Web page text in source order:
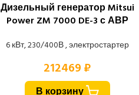
Дизельный генератор Mitsui
Power ZM 7000 DE-3 с АВР
6 кВт, 230/400В , электростартер
212469 ₽